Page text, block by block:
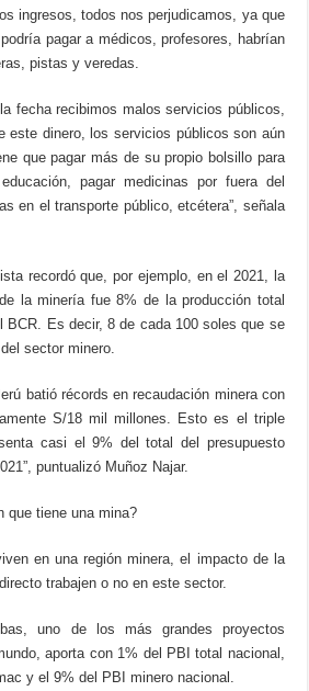
ingresos, todos nos perjudicamos, ya que
pagar a médicos, profesores, habrían
pistas y veredas.
fecha recibimos malos servicios públicos,
este dinero, los servicios públicos son aún
que pagar más de su propio bolsillo para
pagar medicinas por fuera del
en el transporte público, etcétera”, señala
recordó que, por ejemplo, en el 2021, la
la minería fue 8% de la producción total
BCR. Es decir, 8 de cada 100 soles que se
sector minero.
batió récords en recaudación minera con
S/18 mil millones. Esto es el triple
casi el 9% del total del presupuesto
puntualizó Muñoz Najar.
que tiene una mina?
en una región minera, el impacto de la
trabajen o no en este sector.
uno de los más grandes proyectos
aporta con 1% del PBI total nacional,
y el 9% del PBI minero nacional.